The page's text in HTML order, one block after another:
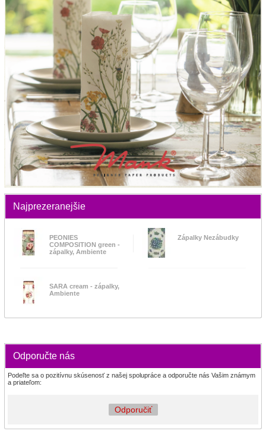
Najprezeranejšie
PEONIES
COMPOSITION green -
zápalky, Ambiente
Zápalky Nezábudky
SARA cream - zápalky,
Ambiente
Odporučte nás
Podeľte sa o pozitívnu skúsenosť z našej spolupráce a odporučte nás Vašim známym
a priateľom:
Odporučiť